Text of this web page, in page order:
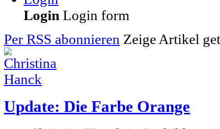
Login Login form
Per RSS abonnieren Zeige Artikel
Update: Die Farbe Orange